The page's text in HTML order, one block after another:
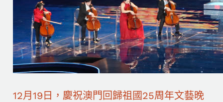
12月19日，慶祝澳門回歸祖國25周年文藝晚